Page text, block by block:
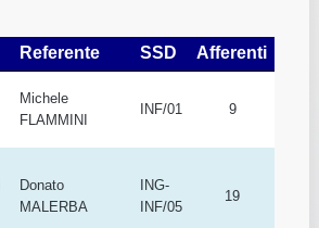
referenti, del personale strutturato e del
(dottorandi, post-doc, assegnisti di ricerca). Le
da ogni Nodo sono riportate di seguito.
Referente SSD Afferenti
Michele
FLAMMINI
INF/01 9